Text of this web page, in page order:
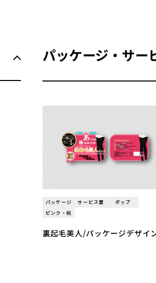
パッケージ・サー
パッケージ サービス業
ポップ
ピンク・桃
裏起毛美人/パッケージデザイ